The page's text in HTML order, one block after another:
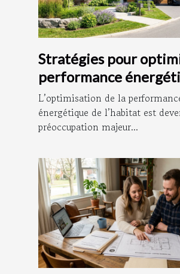
Stratégies pour
performance
votre habitat
L’optimisation de la
énergétique de l’habitat est
préoccupation majeur...